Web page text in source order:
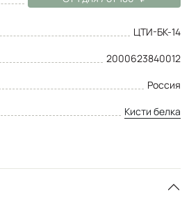
ЦТИ-БК-14
2000623840012
Россия
Кисти белка